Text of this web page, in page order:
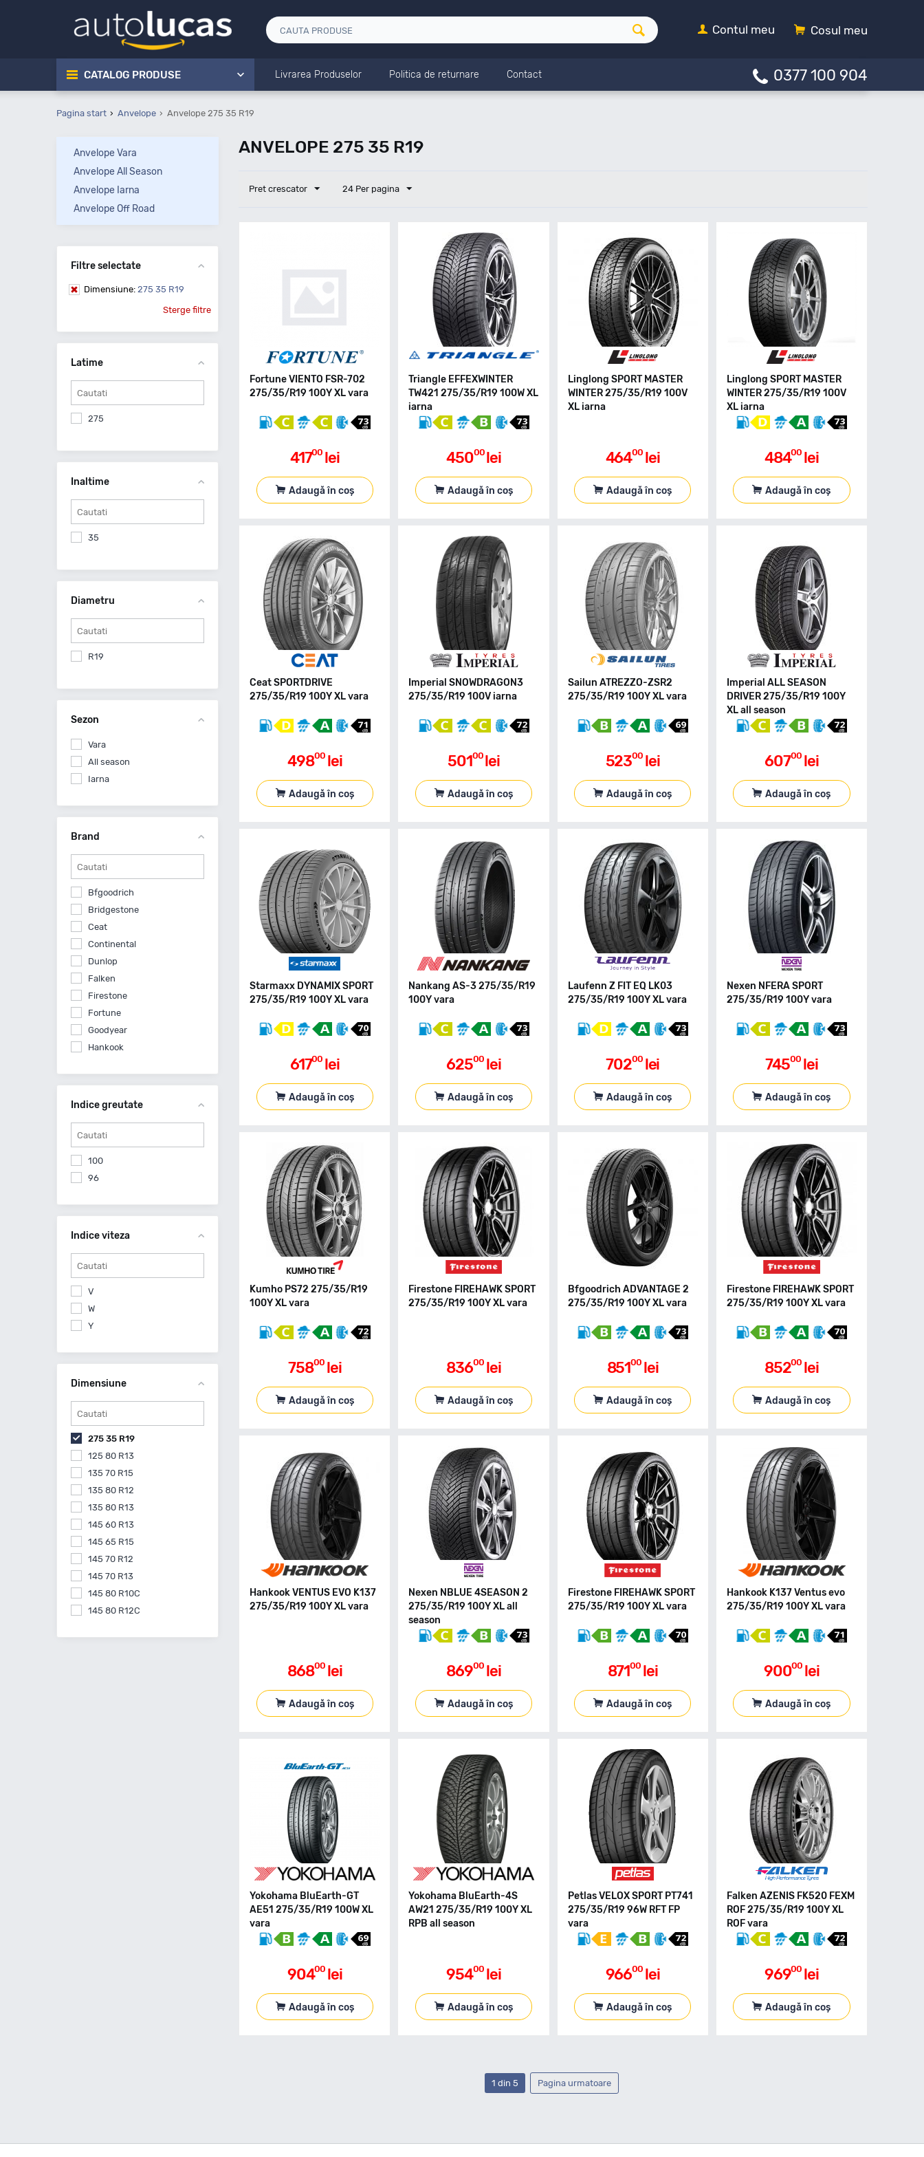
Cosul meu
Contul meu
CATALOG PRODUSE Livrarea Produselor Politica de returnare Contact 0377 100 904
Pagina start Anvelope Anvelope 275 35 R19
ANVELOPE 275 35 R19
Pret crescator 24 Per pagina
Fortune VIENTO FSR-702
275/35/R19 100Y XL vara
41700 lei
Adaugă în coș
Triangle EFFEXWINTER
TW421 275/35/R19 100W XL
iarna
45000 lei
Adaugă în coș
Linglong SPORT MASTER
WINTER 275/35/R19 100V
XL iarna
46400 lei
Adaugă în coș
Linglong SPORT MASTER
WINTER 275/35/R19 100V
XL iarna
48400 lei
Adaugă în coș
Ceat SPORTDRIVE
275/35/R19 100Y XL vara
49800 lei
Adaugă în coș
Imperial SNOWDRAGON3
275/35/R19 100V iarna
50100 lei
Adaugă în coș
Sailun ATREZZO-ZSR2
275/35/R19 100Y XL vara
52300 lei
Adaugă în coș
Imperial ALL SEASON
DRIVER 275/35/R19 100Y
XL all season
60700 lei
Adaugă în coș
Starmaxx DYNAMIX SPORT
275/35/R19 100Y XL vara
61700 lei
Adaugă în coș
Nankang AS-3 275/35/R19
100Y vara
62500 lei
Adaugă în coș
Laufenn Z FIT EQ LK03
275/35/R19 100Y XL vara
70200 lei
Adaugă în coș
Nexen NFERA SPORT
275/35/R19 100Y vara
74500 lei
Adaugă în coș
Kumho PS72 275/35/R19
100Y XL vara
75800 lei
Adaugă în coș
Firestone FIREHAWK SPORT
275/35/R19 100Y XL vara
83600 lei
Adaugă în coș
Bfgoodrich ADVANTAGE 2
275/35/R19 100Y XL vara
85100 lei
Adaugă în coș
Firestone FIREHAWK SPORT
275/35/R19 100Y XL vara
85200 lei
Adaugă în coș
Hankook VENTUS EVO K137
275/35/R19 100Y XL vara
86800 lei
Adaugă în coș
Nexen NBLUE 4SEASON 2
275/35/R19 100Y XL all
season
86900 lei
Adaugă în coș
Firestone FIREHAWK SPORT
275/35/R19 100Y XL vara
87100 lei
Adaugă în coș
Hankook K137 Ventus evo
275/35/R19 100Y XL vara
90000 lei
Adaugă în coș
Yokohama BluEarth-GT
AE51 275/35/R19 100W XL
vara
90400 lei
Adaugă în coș
Yokohama BluEarth-4S
AW21 275/35/R19 100Y XL
RPB all season
95400 lei
Adaugă în coș
Petlas VELOX SPORT PT741
275/35/R19 96W RFT FP
vara
96600 lei
Adaugă în coș
Falken AZENIS FK520 FEXM
ROF 275/35/R19 100Y XL
ROF vara
96900 lei
Adaugă în coș
1 din 5 Pagina urmatoare
Anvelope Vara
Anvelope All Season
Anvelope Iarna
Anvelope Off Road
Filtre selectate
Dimensiune: 275 35 R19
Sterge filtre
Latime
275
Inaltime
35
Diametru
R19
Sezon
Vara
All season
Iarna
Brand
Bfgoodrich
Bridgestone
Ceat
Continental
Dunlop
Falken
Firestone
Fortune
Goodyear
Hankook
Michelin
Nankang
Sailun
Starmaxx
Triangle
Uniroyal
Vredestein
Yokohama
Indice greutate
100
96
Indice viteza
V
W
Y
Dimensiune
275 35 R19
125 80 R13
135 70 R15
135 80 R12
135 80 R13
145 60 R13
145 65 R15
145 70 R12
145 70 R13
145 80 R10C
145 80 R12C
165 70 R13C